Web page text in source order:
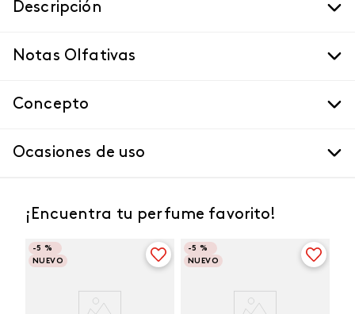
Descripción
Notas Olfativas
Concepto
Ocasiones de uso
¡Encuentra tu perfume favorito!
-5 %
NUEVO
-5 %
NUEVO